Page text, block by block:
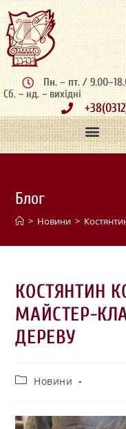
Пн. – пт. /
Сб. – нд. – вихідні
Блог
> Новини >
КОСТЯНТИН
МАЙСТЕР-
ДЕРЕВУ
Новини